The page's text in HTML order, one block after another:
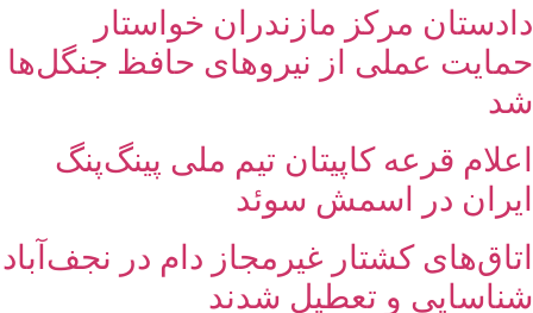
دادستان مرکز مازندران خواستار
حمایت عملی از نیروهای حافظ جنگل‌ها
شد
اعلام قرعه کاپیتان تیم ملی پینگ‌پنگ
ایران در اسمش سوئد
اتاق‌های کشتار غیرمجاز دام در نجف‌آباد
شناسایی و تعطیل شدند